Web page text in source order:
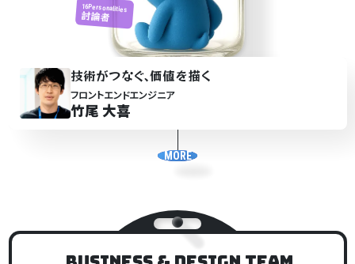
16Personalities
討論者
技術がつなぐ､価値を描く
フロントエンドエンジニア
竹尾 大喜
MORE